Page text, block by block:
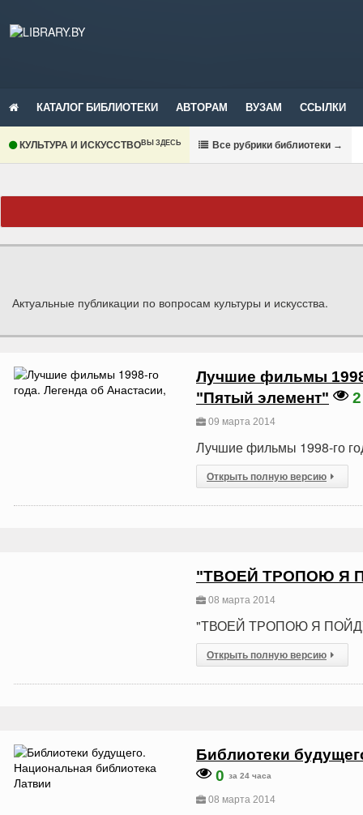
КАТАЛОГ БИБЛИОТЕКИ АВТОРАМ ВУЗАМ ССЫЛКИ
КУЛЬТУРА И ИСКУССТВОВЫ ЗДЕСЬ Все рубрики библиотеки →
Актуальные публикации по вопросам культуры и искусства.
Лучшие фильмы
"Пятый элемент"
2
09 марта 2014
Лучшие фильмы 1998-го
Открыть полную версию
"ТВОЕЙ ТРОПОЮ Я
08 марта 2014
"ТВОЕЙ ТРОПОЮ Я
Открыть полную версию
Библиотеки
0 за 24 часа
08 марта 2014